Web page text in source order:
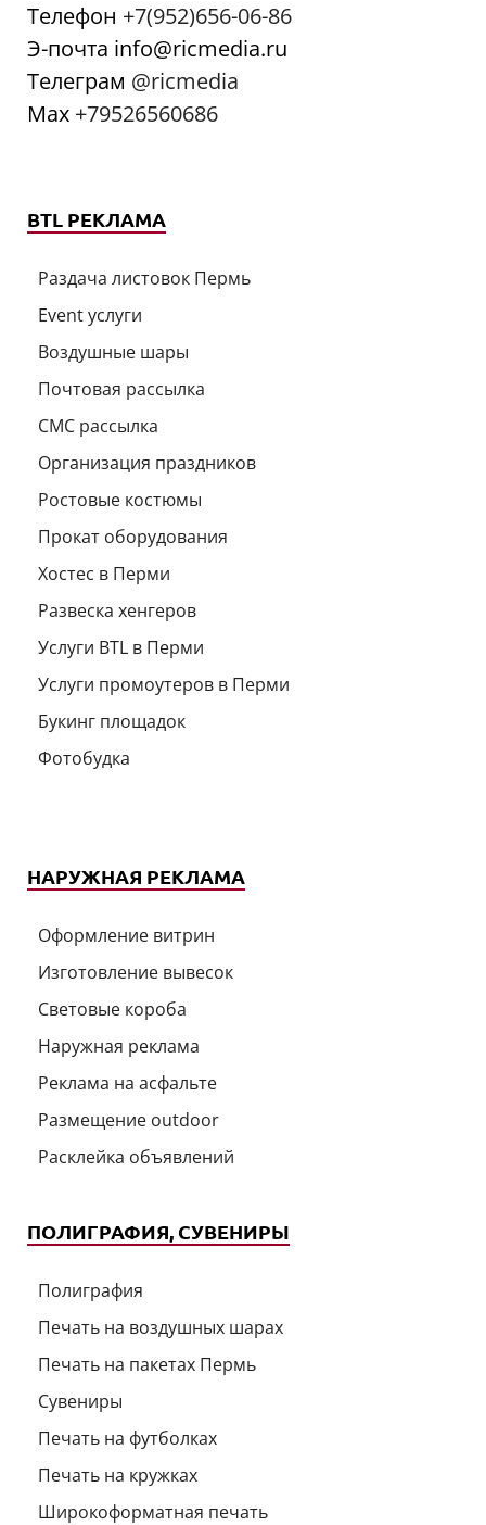
Телефон +7(952)656-06-86
Э-почта info@ricmedia.ru
Телеграм @ricmedia
Мах +79526560686
BTL РЕКЛАМА
Раздача листовок Пермь
Event услуги
Воздушные шары
Почтовая рассылка
СМС рассылка
Организация праздников
Ростовые костюмы
Прокат оборудования
Хостес в Перми
Развеска хенгеров
Услуги BTL в Перми
Услуги промоутеров в Перми
Букинг площадок
Фотобудка
НАРУЖНАЯ РЕКЛАМА
Оформление витрин
Изготовление вывесок
Световые короба
Наружная реклама
Реклама на асфальте
Размещение outdoor
Расклейка объявлений
ПОЛИГРАФИЯ, СУВЕНИРЫ
Полиграфия
Печать на воздушных шарах
Печать на пакетах Пермь
Сувениры
Печать на футболках
Печать на кружках
Широкоформатная печать